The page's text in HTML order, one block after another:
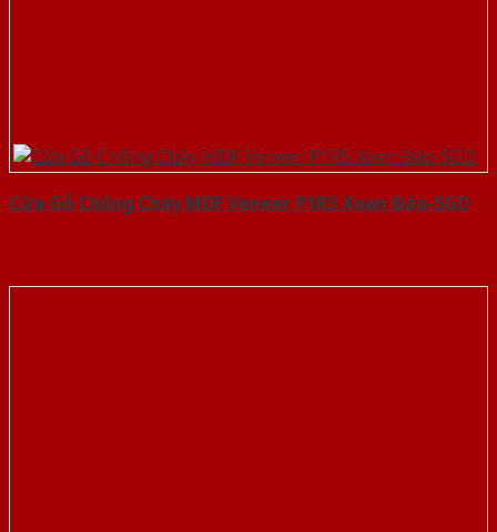
Cửa Gỗ Chống Cháy MDF Veneer P1R5 Xoan Đào-SGD